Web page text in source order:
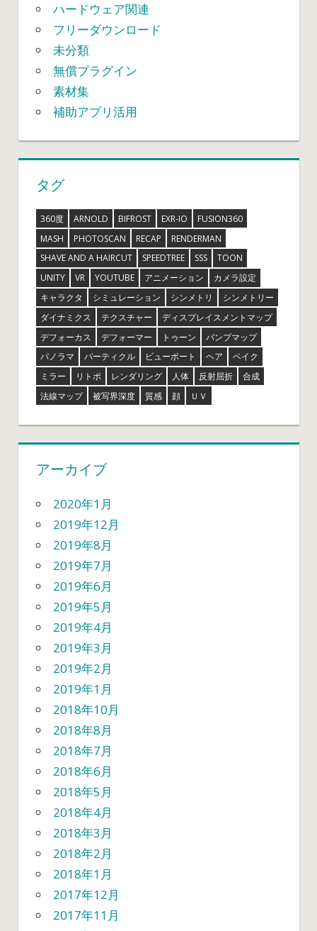
ハードウェア関連
フリーダウンロード
未分類
無償プラグイン
素材集
補助アプリ活用
タグ
360度 ARNOLD BIFROST EXR-IO
FUSION360
MASH
PHOTOSCAN RECAP
RENDERMAN
SHAVE AND A HAIRCUT
SPEEDTREE SSS
TOON
UNITY
VR YOUTUBE アニメーション
カメラ設定
キャラクタ
シミュレーション シンメトリ
シンメトリー
ダイナミクス
テクスチャー
ディスプレイスメントマップ
デフォーカス
デフォーマー トゥーン
バンプマップ
パノラマ
パーティクル ビューポート ヘア
ベイク
ミラー
リトポ レンダリング 人体 反射屈折
合成
法線マップ
被写界深度 質感 顔 ＵＶ
アーカイブ
2020年1月
2019年12月
2019年8月
2019年7月
2019年6月
2019年5月
2019年4月
2019年3月
2019年2月
2019年1月
2018年10月
2018年8月
2018年7月
2018年6月
2018年5月
2018年4月
2018年3月
2018年2月
2018年1月
2017年12月
2017年11月